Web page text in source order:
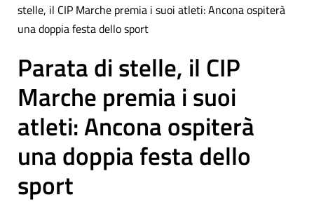
stelle, il CIP Marche premia i suoi atleti: Ancona ospiterà
una doppia festa dello sport
Parata di stelle, il CIP
Marche premia i suoi
atleti: Ancona ospiterà
una doppia festa dello
sport